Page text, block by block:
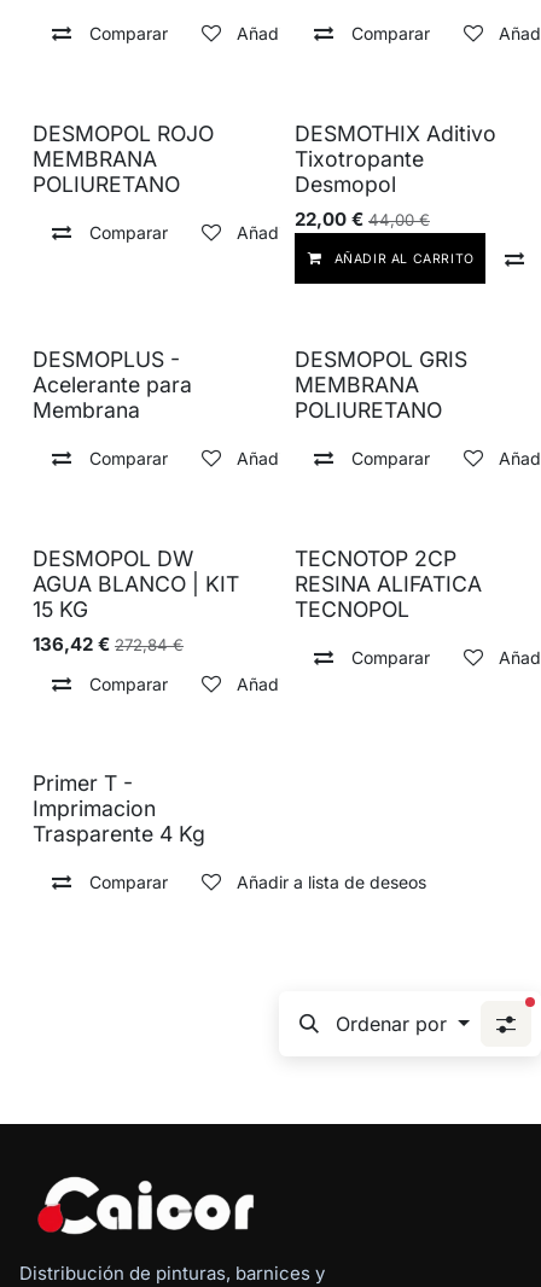
Comparar Añadir a lista de deseos
Comparar
DESMOPOL ROJO
MEMBRANA
POLIURETANO
Comparar Añadir a lista de deseos
DESMOTHIX Aditivo
Tixotropante
Desmopol
22,00€ 44,00€
AÑADIR AL CARRITO
DESMOPLUS -
Acelerante para
Membrana
Comparar Añadir a lista de deseos
DESMOPOL GRIS
MEMBRANA
POLIURETANO
Comparar
DESMOPOL DW
AGUA BLANCO | KIT
15 KG
136,42 € 272,84€
Comparar Añadir a lista de deseos
TECNOTOP 2CP
RESINA ALIFATICA
TECNOPOL
Comparar
Primer T -
Imprimacion
Trasparente 4 Kg
Comparar Añadir a lista de deseos
Ordenar por
Distribución de pinturas, barnices y